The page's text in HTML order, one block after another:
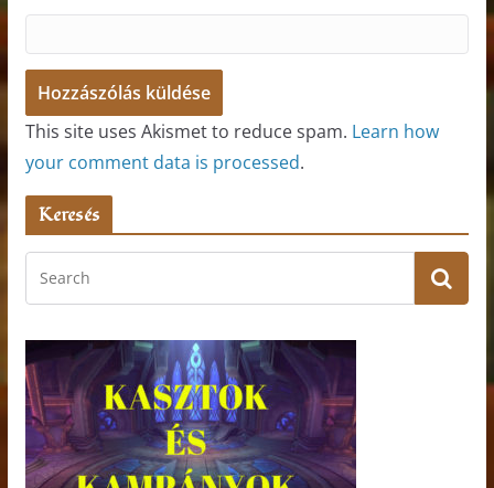
This site uses Akismet to reduce spam. Learn how
your comment data is processed.
Keresés